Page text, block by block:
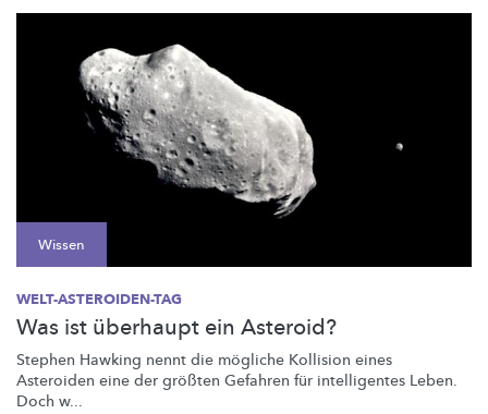
Wissen
WELT-ASTEROIDEN-TAG
Was ist überhaupt ein Asteroid?
Stephen Hawking nennt die mögliche Kollision eines
Asteroiden eine der größten Gefahren für intelligentes Leben.
Doch w...